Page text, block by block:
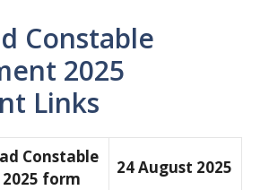
Constable
2025
Links
Constable
form
24 August 2025